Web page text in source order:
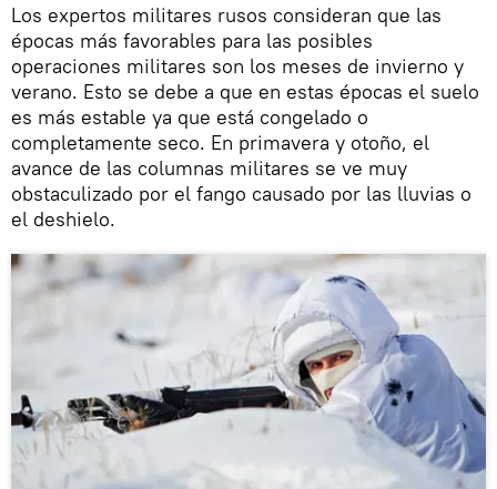
Los expertos militares rusos consideran que las
épocas más favorables para las posibles
operaciones militares son los meses de invierno y
verano. Esto se debe a que en estas épocas el suelo
es más estable ya que está congelado o
completamente seco. En primavera y otoño, el
avance de las columnas militares se ve muy
obstaculizado por el fango causado por las lluvias o
el deshielo.